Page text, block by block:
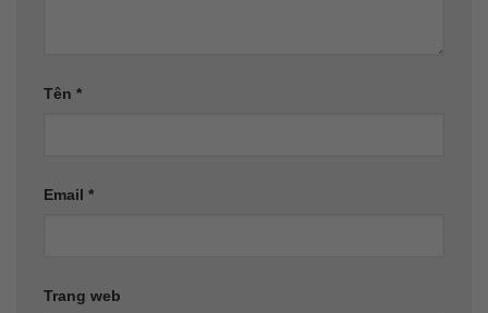
Tên *
Email *
Trang web